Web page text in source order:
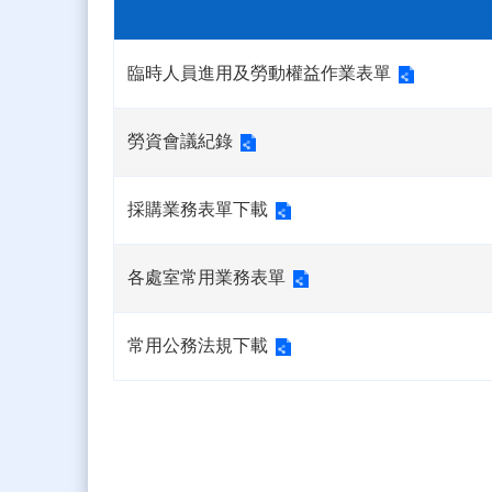
臨時人員進用及勞動權益作業表單
勞資會議紀錄
採購業務表單下載
各處室常用業務表單
常用公務法規下載